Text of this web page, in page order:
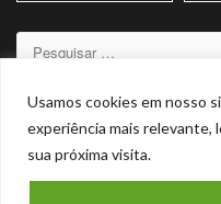
Usamos cookies em nosso
experiência mais relevante,
sua próxima visita.
Pesquisar
Sitemap Política